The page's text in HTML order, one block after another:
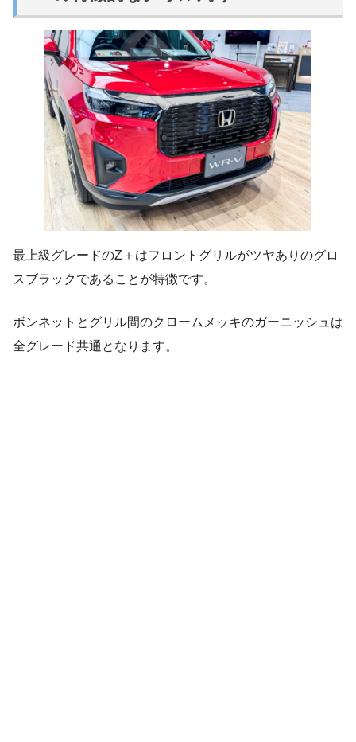
最上級グレードのZ＋はフロントグリルがツヤありのグロ
スブラックであることが特徴です。
ボンネットとグリル間のクロームメッキのガーニッシュは
全グレード共通となります。